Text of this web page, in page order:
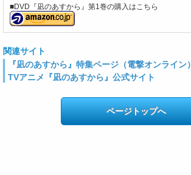
■DVD『凪のあすから』第1巻の購入はこちら
関連サイト
『凪のあすから』特集ページ（電撃オンライン）
TVアニメ『凪のあすから』公式サイト
ページトップへ